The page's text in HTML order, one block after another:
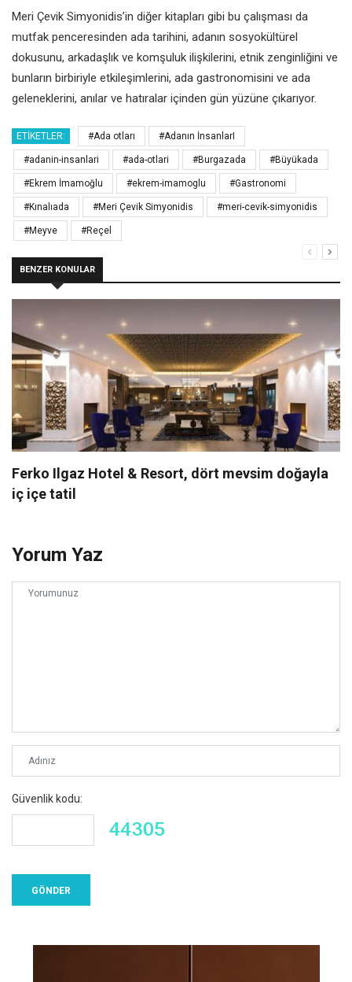
Meri Çevik Simyonidis’in diğer kitapları gibi bu çalışması da
mutfak penceresinden ada tarihini, adanın sosyokültürel
dokusunu, arkadaşlık ve komşuluk ilişkilerini, etnik zenginliğini ve
bunların birbiriyle etkileşimlerini, ada gastronomisini ve ada
geleneklerini, anılar ve hatıralar içinden gün yüzüne çıkarıyor.
ETIKETLER: #Ada otları #Adanın İnsanlarI
#adanin-insanlari #ada-otlari #Burgazada #Büyükada
#Ekrem İmamoğlu #ekrem-imamoglu #Gastronomi
#Kınalıada #Meri Çevik Simyonidis #meri-cevik-simyonidis
#Meyve #Reçel
BENZER KONULAR
Ferko Ilgaz Hotel & Resort, dört mevsim doğayla
iç içe tatil
Yorum Yaz
Güvenlik kodu: